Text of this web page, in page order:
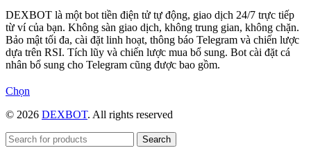
DEXBOT là một bot tiền điện tử tự động, giao dịch 24/7 trực tiếp
từ ví của bạn. Không sàn giao dịch, không trung gian, không chặn.
Bảo mật tối đa, cài đặt linh hoạt, thông báo Telegram và chiến lược
dựa trên RSI. Tích lũy và chiến lược mua bổ sung. Bot cài đặt cá
nhân bổ sung cho Telegram cũng được bao gồm.
Chọn
này
nhiều
© 2026 DEXBOT. All rights reserved
Search